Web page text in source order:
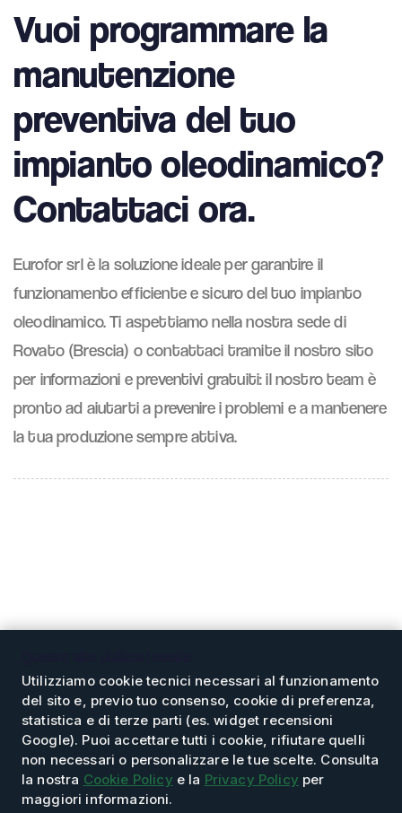
Vuoi programmare la
manutenzione
preventiva del tuo
impianto oleodinamico?
Contattaci ora.
Eurofor srl è la soluzione ideale per garantire il
funzionamento efficiente e sicuro del tuo impianto
oleodinamico. Ti aspettiamo nella nostra sede di
Rovato (Brescia) o contattaci tramite il nostro sito
per informazioni e preventivi gratuiti: il nostro team è
pronto ad aiutarti a prevenire i problemi e a mantenere
la tua produzione sempre attiva.
L’azienda Servizi Prodotti
Magazzino
Supporto tecnico
Utilizziamo cookie tecnici necessari al funzionamento
del sito e, previo tuo consenso, cookie di preferenza,
statistica e di terze parti (es. widget recensioni
Google). Puoi accettare tutti i cookie, rifiutare quelli
non necessari o personalizzare le tue scelte. Consulta
la nostra Cookie Policy e la Privacy Policy per
maggiori informazioni.